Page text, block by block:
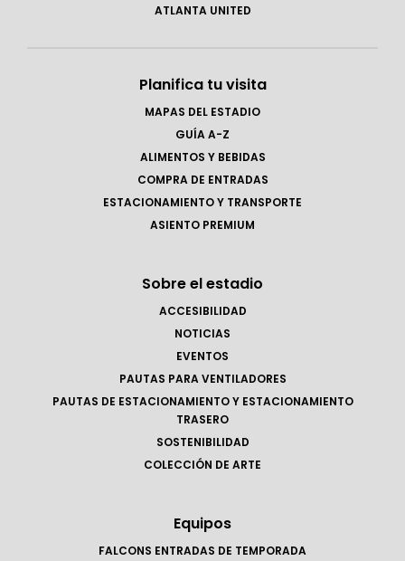
ATLANTA UNITED
Planifica tu visita
MAPAS DEL ESTADIO
GUÍA A-Z
ALIMENTOS Y BEBIDAS
COMPRA DE ENTRADAS
ESTACIONAMIENTO Y TRANSPORTE
ASIENTO PREMIUM
Sobre el estadio
ACCESIBILIDAD
NOTICIAS
EVENTOS
PAUTAS PARA VENTILADORES
PAUTAS DE ESTACIONAMIENTO Y ESTACIONAMIENTO
TRASERO
SOSTENIBILIDAD
COLECCIÓN DE ARTE
Equipos
FALCONS ENTRADAS DE TEMPORADA